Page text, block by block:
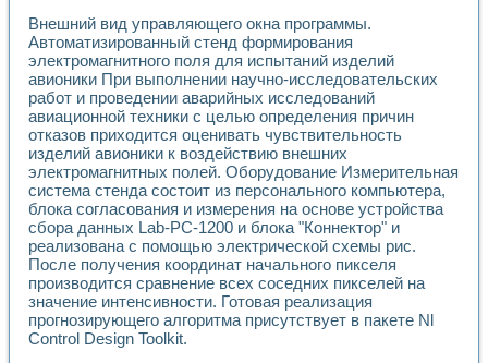
Внешний вид управляющего окна программы.
Автоматизированный стенд формирования
электромагнитного поля для испытаний изделий
авионики При выполнении научно-исследовательских
работ и проведении аварийных исследований
авиационной техники с целью определения причин
отказов приходится оценивать чувствительность
изделий авионики к воздействию внешних
электромагнитных полей. Оборудование Измерительная
система стенда состоит из персонального компьютера,
блока согласования и измерения на основе устройства
сбора данных Lab-PC-1200 и блока "Коннектор" и
реализована с помощью электрической схемы рис.
После получения координат начального пикселя
производится сравнение всех соседних пикселей на
значение интенсивности. Готовая реализация
прогнозирующего алгоритма присутствует в пакете Nl
Control Design Toolkit.